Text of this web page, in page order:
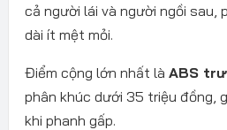
cả người lái và người ngồi sau,
dài ít mệt mỏi.
Điểm cộng lớn nhất là ABS
phân khúc dưới 35 triệu đồng,
khi phanh gấp.